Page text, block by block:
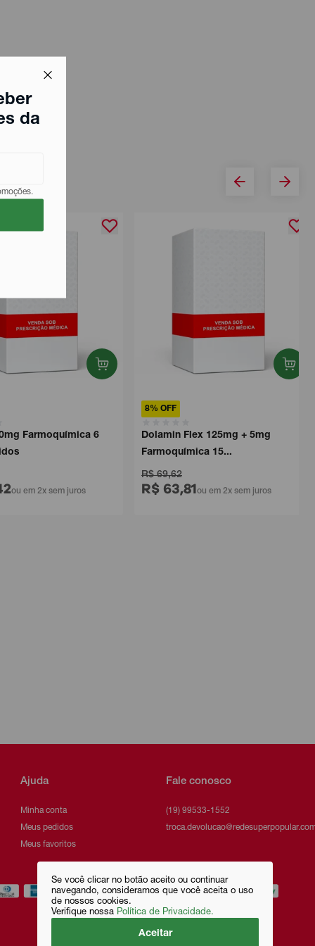
da
Se você clicar no botão aceito ou continuar
navegando, consideramos que você aceita o uso
de nossos cookies.
Verifique nossa Política de Privacidade.
Aceitar
Farmoquímica 6
ou em 2x sem juros
8% OFF
Dolamin Flex 125mg + 5mg
Farmoquímica 15...
R$ 69,62
R$ 63,81ou em 2x sem juros
Ajuda
Minha conta
Meus pedidos
Meus favoritos
Fale conosco
(19) 99533-1552